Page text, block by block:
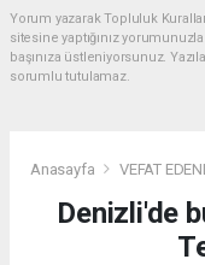
Yorum yazarak Topluluk
sitesine yaptığınız
başınıza üstleniyorsunuz.
sorumlu tutulamaz.
Anasayfa VEFAT
Denizli'de